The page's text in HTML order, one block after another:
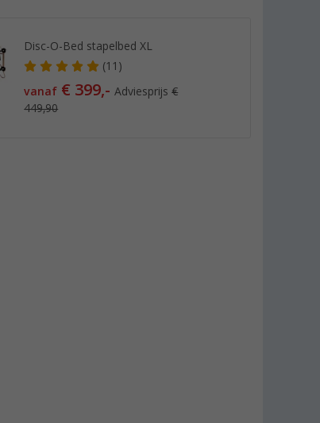
Disc-O-Bed stapelbed XL
(11)
vanaf € 399,-Adviesprijs€
449,90